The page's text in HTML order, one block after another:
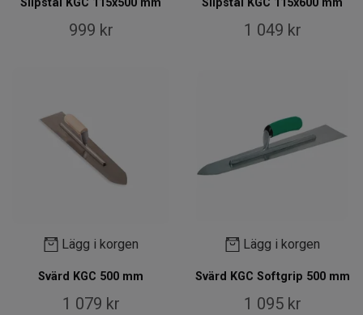
Slipstål KGC 115x500 mm
999 kr
Slipstål KGC 115x600 mm
1 049 kr
Lägg i korgen
Svärd KGC 500 mm
1 079 kr
Lägg i korgen
Svärd KGC Softgrip 500 mm
1 095 kr